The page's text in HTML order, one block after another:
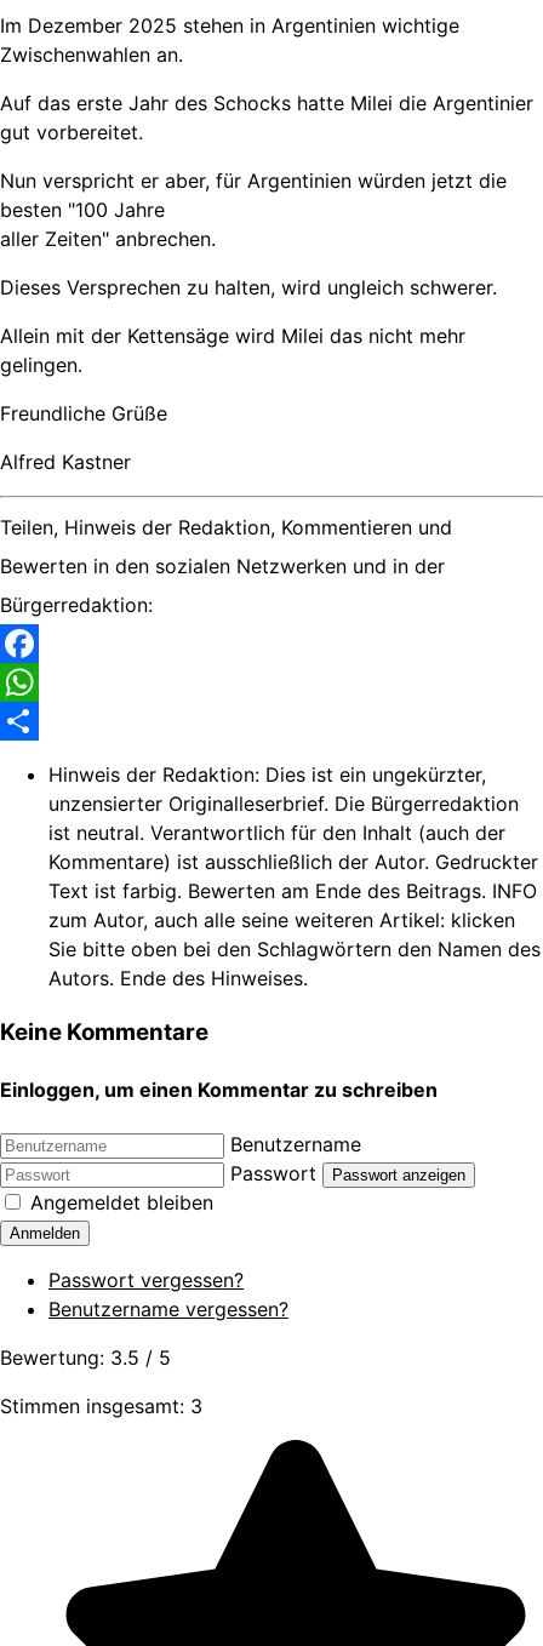
Im Dezember 2025 stehen in Argentinien wichtige
Zwischenwahlen an.
Auf das erste Jahr des Schocks hatte Milei die Argentinier
gut vorbereitet.
Nun verspricht er aber, für Argentinien würden jetzt die
besten "100 Jahre
aller Zeiten" anbrechen.
Dieses Versprechen zu halten, wird ungleich schwerer.
Allein mit der Kettensäge wird Milei das nicht mehr
gelingen.
Freundliche Grüße
Alfred Kastner
Teilen, Hinweis der Redaktion, Kommentieren und
Bewerten in den sozialen Netzwerken und in der
Bürgerredaktion:
Facebook
WhatsApp
Hinweis der Redaktion: Dies ist ein ungekürzter,
unzensierter Originalleserbrief. Die Bürgerredaktion
ist neutral. Verantwortlich für den Inhalt (auch der
Kommentare) ist ausschließlich der Autor. Gedruckter
Text ist farbig. Bewerten am Ende des Beitrags. INFO
zum Autor, auch alle seine weiteren Artikel: klicken
Sie bitte oben bei den Schlagwörtern den Namen des
Autors. Ende des Hinweises.
Keine Kommentare
Einloggen, um einen Kommentar zu schreiben
Benutzername
Passwort
Passwort anzeigen
Angemeldet bleiben
Anmelden
Passwort vergessen?
Benutzername vergessen?
Bewertung: 3.5 / 5
Stimmen insgesamt: 3